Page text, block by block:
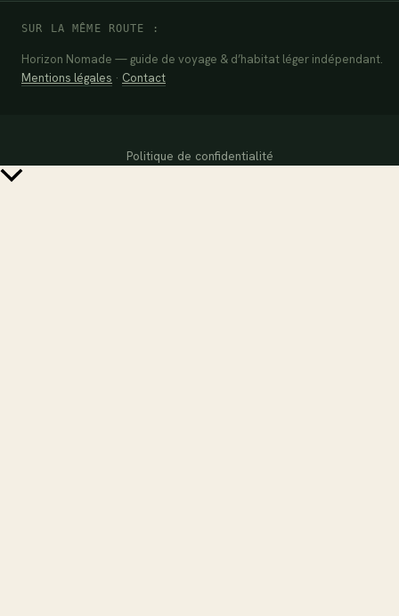
SUR LA MÊME ROUTE :
Horizon Nomade — guide de voyage & d’habitat léger indépendant.
Mentions légales · Contact
Politique de confidentialité